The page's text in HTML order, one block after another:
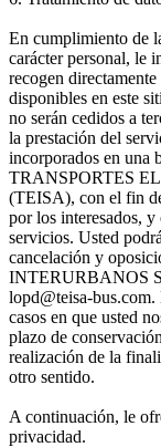
En cumplimiento de
carácter personal, le
recogen
disponibles en este
no serán cedidos a
la prestación del
incorporados en una
TRANSPORTES
(TEISA), con el fin
por los interesados,
servicios. Usted
cancelación y
INTERURBANOS
lopd@teisa-
casos en que usted
plazo de
realización de la
otro sentido.
A continuación, le
privacidad.